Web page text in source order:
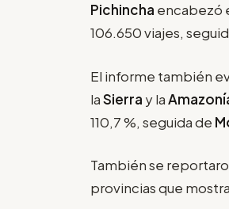
Pichincha encabezó
106.650 viajes,
El informe también
laSierra y la
110,7 %, seguida de
También se
provincias que